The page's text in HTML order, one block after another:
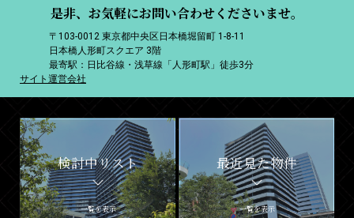
是非、お気軽にお問い合わせくださいませ。
〒103-0012 東京都中央区日本橋堀留町 1-8-11
日本橋人形町スクエア 3階
最寄駅：日比谷線・浅草線「人形町駅」徒歩3分
サイト運営会社
検討中リスト
一覧を表示
最近見た物件
一覧を表示